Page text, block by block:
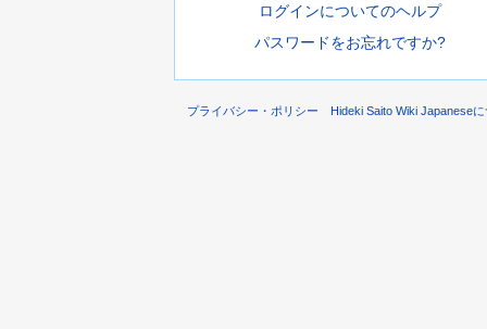
ログインについてのヘルプ
パスワードをお忘れですか?
プライバシー・ポリシー Hideki Saito Wiki Japanese